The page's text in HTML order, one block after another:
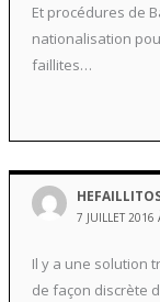
Et procédures de
nationalisation
faillites…
7 JUILLET
Il y a une solution
de façon discrète